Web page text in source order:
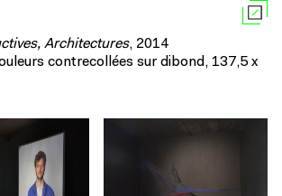
Architectures, 2014
contrecollées sur dibond, 137,5 x